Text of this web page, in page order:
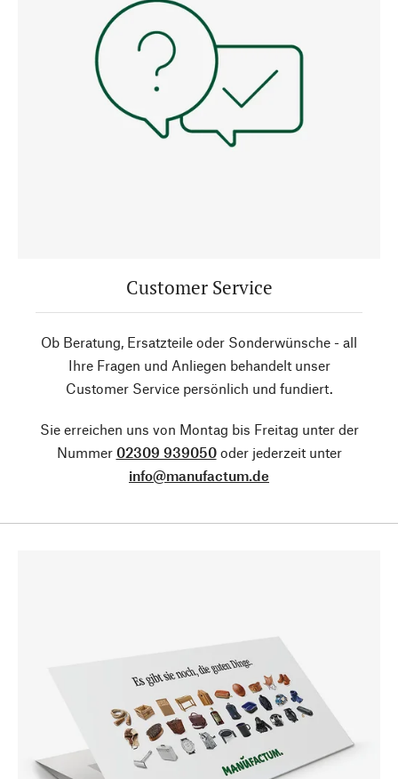
Customer Service
Ob Beratung, Ersatzteile oder Sonderwünsche - all
Ihre Fragen und Anliegen behandelt unser
Customer Service persönlich und fundiert.
Sie erreichen uns von Montag bis Freitag unter der
Nummer 02309 939050oder jederzeit unter
info@manufactum.de